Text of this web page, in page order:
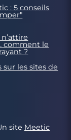
: 5 conseils
comment le
?
sur les sites de
site Meetic